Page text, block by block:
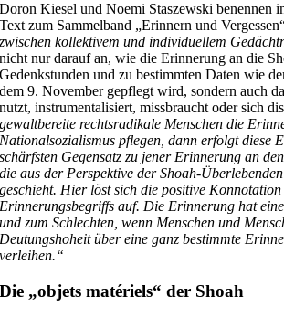
Doron Kiesel und Noemi Staszewski benennen
Text zum Sammelband „Erinnern und
zwischen kollektivem und individuellem
nicht nur darauf an, wie die Erinnerung an die
Gedenkstunden und zu bestimmten Daten wie
dem 9. November gepflegt wird, sondern auch
nutzt, instrumentalisiert, missbraucht oder sich
gewaltbereite rechtsradikale Menschen die
Nationalsozialismus pflegen, dann erfolgt diese
schärfsten Gegensatz zu jener Erinnerung an
die aus der Perspektive der Shoah-
geschieht. Hier löst sich die positive Konnotation
Erinnerungsbegriffs auf. Die Erinnerung hat
und zum Schlechten, wenn Menschen und
Deutungshoheit über eine ganz bestimmte
verleihen.“
Die „objets matériels“ der Shoah